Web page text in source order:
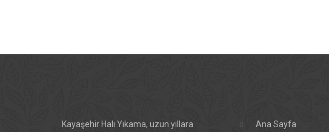
Kayaşehir Halı Yıkama, uzun yıllara
Ana Sayfa